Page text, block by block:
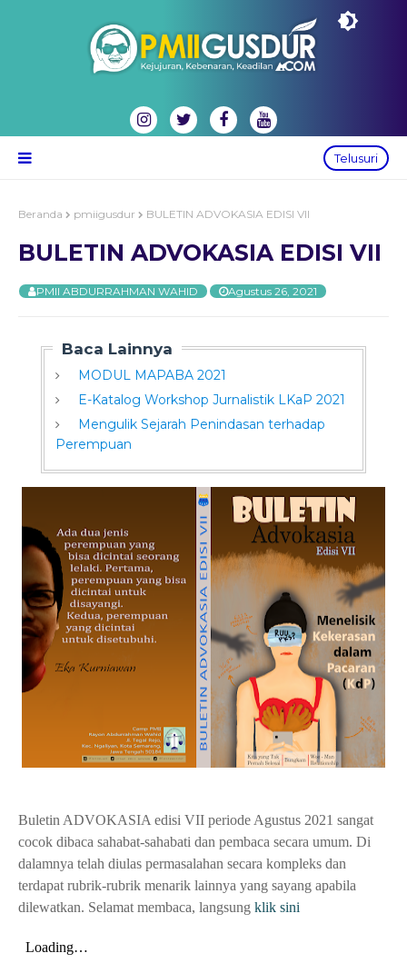
Telusuri
Beranda pmiigusdur BULETIN ADVOKASIA EDISI VII
BULETIN ADVOKASIA EDISI VII
PMII ABDURRAHMAN WAHID Agustus 26, 2021
Baca Lainnya
MODUL MAPABA 2021
E-Katalog Workshop Jurnalistik LKaP 2021
Mengulik Sejarah Penindasan terhadap
Perempuan
Buletin ADVOKASIA edisi VII periode Agustus 2021 sangat
cocok dibaca sahabat-sahabati dan pembaca secara umum. Di
dalamnya telah diulas permasalahan secara kompleks dan
terdapat rubrik-rubrik menarik lainnya yang sayang apabila
dilewatkan. Selamat membaca, langsung klik sini